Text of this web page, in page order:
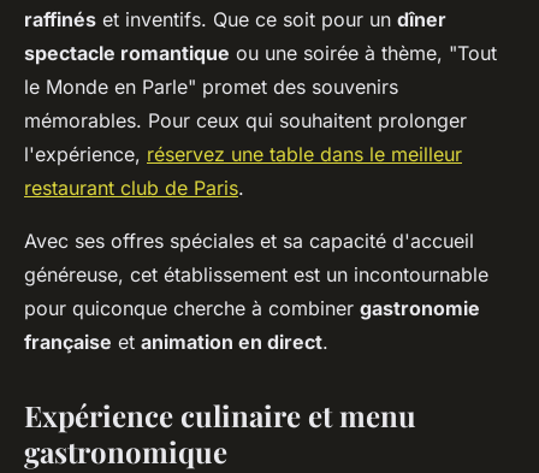
raffinés et inventifs. Que ce soit pour un dîner
spectacle romantique ou une soirée à thème, "Tout
le Monde en Parle" promet des souvenirs
mémorables. Pour ceux qui souhaitent prolonger
l'expérience, réservez une table dans le meilleur
restaurant club de Paris.
Avec ses offres spéciales et sa capacité d'accueil
généreuse, cet établissement est un incontournable
pour quiconque cherche à combiner gastronomie
française et animation en direct.
Expérience culinaire et menu
gastronomique